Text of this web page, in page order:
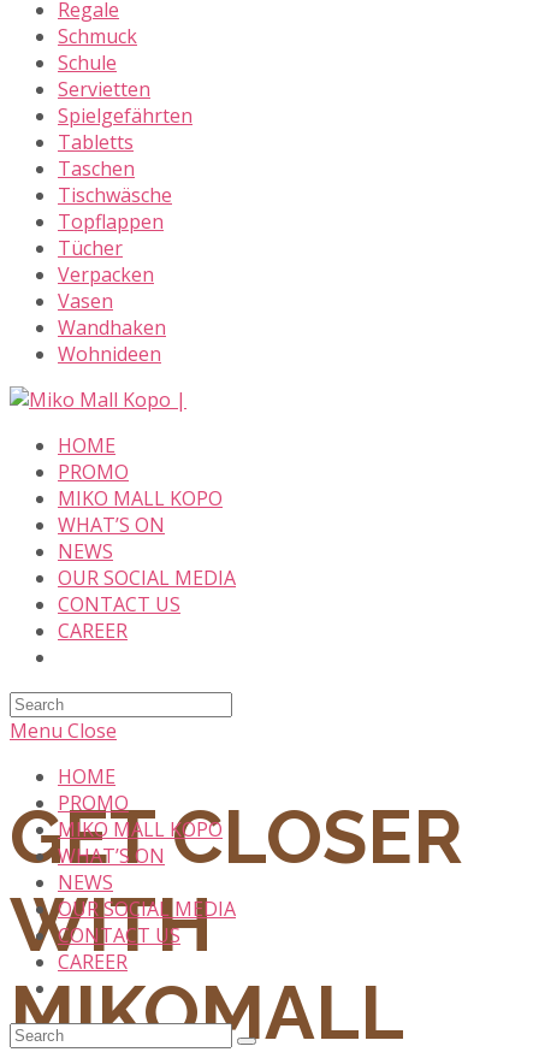
Regale
Schmuck
Schule
Servietten
Spielgefährten
Tabletts
Taschen
Tischwäsche
Topflappen
Tücher
Verpacken
Vasen
Wandhaken
Wohnideen
Skip
contentHOME
PROMO
MIKO MALL KOPO
WHAT’S ON
NEWS
OUR SOCIAL MEDIA
CONTACT US
CAREER
Search
this
Menu Close
HOME
PROMO
MIKO MALL KOPO
WHAT’S ON
NEWS
OUR SOCIAL MEDIA
CONTACT US
CAREER
GET CLOSER
WITH
MIKOMALL